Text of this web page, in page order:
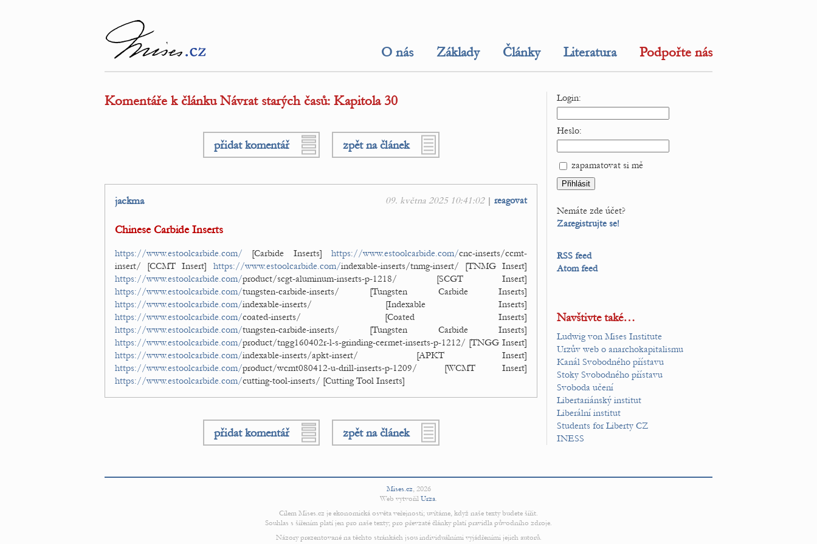
O nás Základy Články Literatura Podpořte nás
Komentáře k článku Návrat starých časů: Kapitola 30
přidat komentář zpět na článek
09. května 2025 10:41:02| reagovat
jackma
Chinese Carbide Inserts
https://www.estoolcarbide.com/ [Carbide Inserts] https://www.estoolcarbide.com/cnc-inserts/ccmt-
insert/ [CCMT Insert] https://www.estoolcarbide.com/indexable-inserts/tnmg-insert/ [TNMG Insert]
https://www.estoolcarbide.com/product/scgt-aluminum-inserts-p-1218/ [SCGT Insert]
https://www.estoolcarbide.com/tungsten-carbide-inserts/ [Tungsten Carbide Inserts]
https://www.estoolcarbide.com/indexable-inserts/ [Indexable Inserts]
https://www.estoolcarbide.com/coated-inserts/ [Coated Inserts]
https://www.estoolcarbide.com/tungsten-carbide-inserts/ [Tungsten Carbide Inserts]
https://www.estoolcarbide.com/product/tngg160402r-l-s-grinding-cermet-inserts-p-1212/ [TNGG Insert]
https://www.estoolcarbide.com/indexable-inserts/apkt-insert/ [APKT Insert]
https://www.estoolcarbide.com/product/wcmt080412-u-drill-inserts-p-1209/ [WCMT Insert]
https://www.estoolcarbide.com/cutting-tool-inserts/ [Cutting Tool Inserts]
přidat komentář zpět na článek
Login:
Heslo:
zapamatovat si mě
Nemáte zde účet?
Zaregistrujte se!
RSS feed
Atom feed
Navštivte také…
Ludwig von Mises Institute
Urzův web o anarchokapitalismu
Kanál Svobodného přístavu
Stoky Svobodného přístavu
Svoboda učení
Libertariánský institut
Liberální institut
Students for Liberty CZ
INESS
Mises.cz, 2026
Web vytvořil Urza.
Cílem Mises.cz je ekonomická osvěta veřejnosti; uvítáme, když naše texty budete šířit.
Souhlas s šířením platí jen pro naše texty; pro převzaté články platí pravidla původního zdroje.
Názory prezentované na těchto stránkách jsou individuálními vyjádřeními jejich autorů.